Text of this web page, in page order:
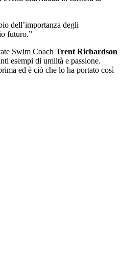
dell’importanza degli
futuro.”
Swim Coach Trent Richardson
esempi di umiltà e passione.
ed è ciò che lo ha portato così